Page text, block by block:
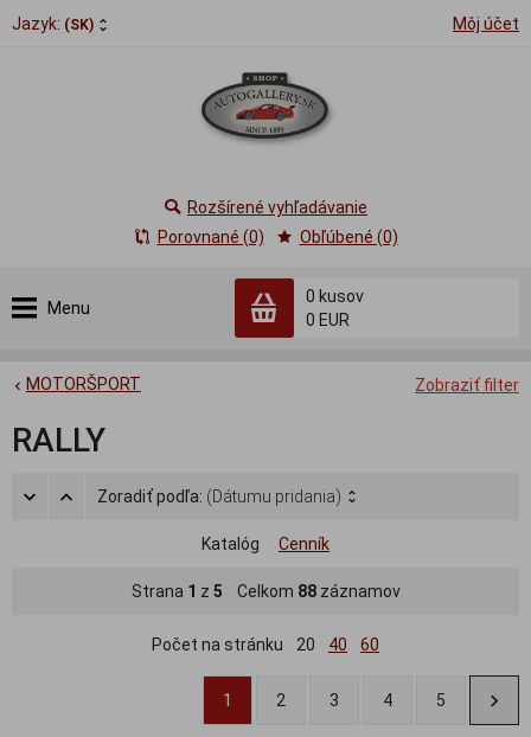
Jazyk: (SK) Môj účet
Menu
0 kusov
0 EUR
Rozšírené vyhľadávanie
Porovnané (0)
Obľúbené (0)
Zobraziť filter
MOTORŠPORT
RALLY
Zoradiť podľa: (Dátumu pridania)
Katalóg Cenník
Strana 1 z 5 Celkom 88záznamov
Počet na stránku 20 40 60
1 2 3 4 5